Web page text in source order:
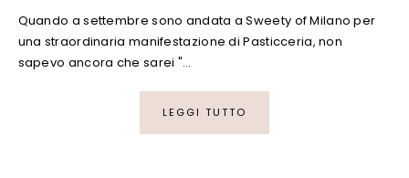
Quando a settembre sono andata a Sweety of Milano per
una straordinaria manifestazione di Pasticceria, non
sapevo ancora che sarei "…
LEGGI TUTTO